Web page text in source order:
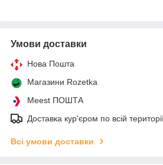
Умови доставки
Нова Пошта
Магазини Rozetka
Meest ПОШТА
Доставка кур'єром по всій
Всі умови доставки